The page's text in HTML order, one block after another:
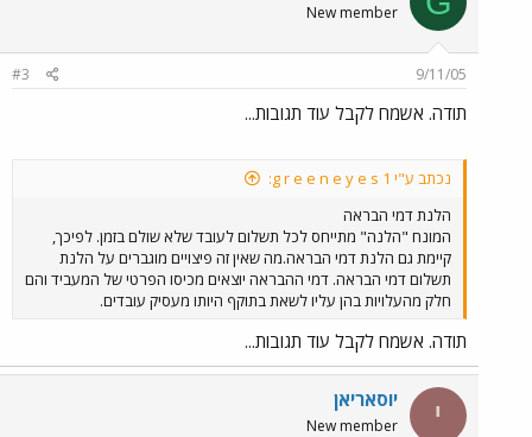
New member
9/11/05
#3
תודה. אשמח לקבל עוד תגובות...
נכתב ע"י g r e e n e y e s 1:
הלנת דמי הבראה
המונח "הלנה" מתייחס לכל תשלום לעובד שלא שולם בזמן. לפיכך,
קיימת גם הלנת דמי הבראה.מה שאין זה פיצויים מוגברים על הלנת
תשלום דמי הבראה. דמי ההבראה יוצאים מכיסו הפרטי של המעביד והם
חלק מהעלויות בהן עליו לשאת בתוקף היותו מעסיק עובדים.
תודה. אשמח לקבל עוד תגובות...
י יוסאריאן
New member